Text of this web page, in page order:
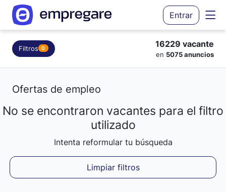
Entrar
Filtros 0 16229 vacante
en 5075 anuncios
Ofertas de empleo
Cargando resultados...
No se encontraron vacantes para el filtro
utilizado
Intenta reformular tu búsqueda
Limpiar filtros